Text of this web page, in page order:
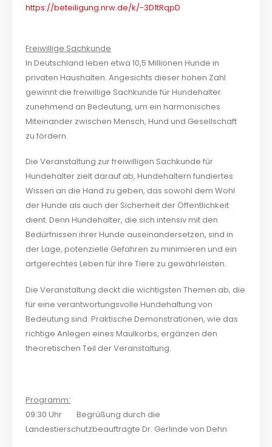
https://beteiligung.nrw.de/k/-3D1tRqpD
Freiwillige Sachkunde
In Deutschland leben etwa 10,5 Millionen Hunde in
privaten Haushalten. Angesichts dieser hohen Zahl
gewinnt die freiwillige Sachkunde für Hundehalter
zunehmend an Bedeutung, um ein harmonisches
Miteinander zwischen Mensch, Hund und Gesellschaft
zu fördern.
Die Veranstaltung zur freiwilligen Sachkunde für
Hundehalter zielt darauf ab, Hundehaltern fundiertes
Wissen an die Hand zu geben, das sowohl dem Wohl
der Hunde als auch der Sicherheit der Öffentlichkeit
dient. Denn Hundehalter, die sich intensiv mit den
Bedürfnissen ihrer Hunde auseinandersetzen, sind in
der Lage, potenzielle Gefahren zu minimieren und ein
artgerechtes Leben für ihre Tiere zu gewährleisten.
Die Veranstaltung deckt die wichtigsten Themen ab, die
für eine verantwortungsvolle Hundehaltung von
Bedeutung sind. Praktische Demonstrationen, wie das
richtige Anlegen eines Maulkorbs, ergänzen den
theoretischen Teil der Veranstaltung.
Programm:
09:30 Uhr Begrüßung durch die
Landestierschutzbeauftragte Dr. Gerlinde von Dehn